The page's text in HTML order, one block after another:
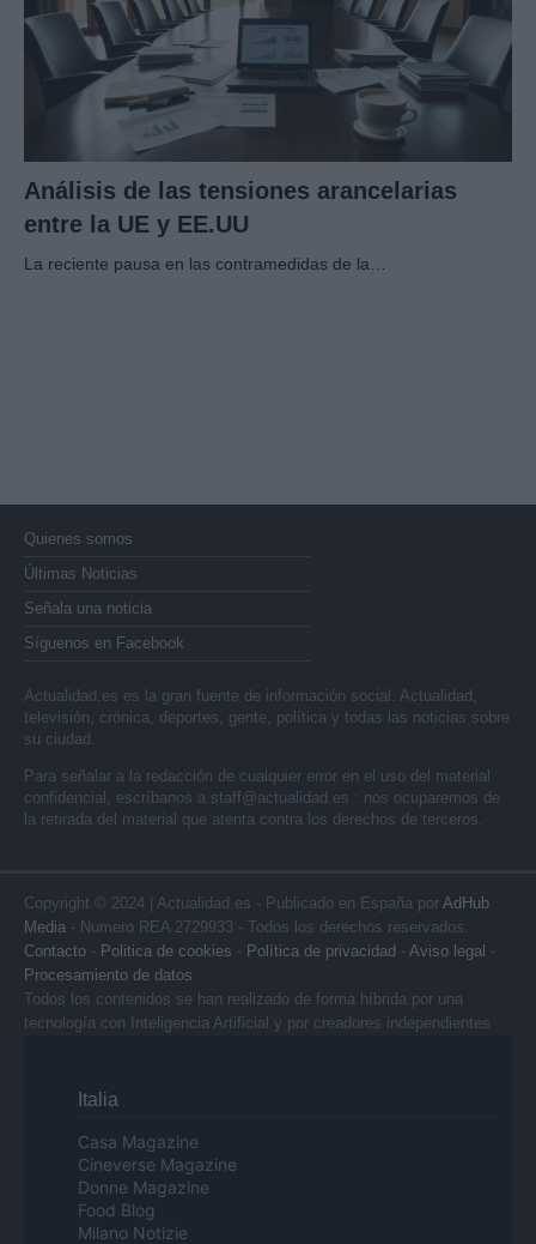
Análisis de las tensiones arancelarias
entre la UE y EE.UU
La reciente pausa en las contramedidas de la…
Quienes somos
Últimas Noticias
Señala una noticia
Síguenos en Facebook
Actualidad.es es la gran fuente de información social. Actualidad,
televisión, crónica, deportes, gente, política y todas las noticias sobre
su ciudad.
Para señalar a la redacción de cualquier error en el uso del material
confidencial, escríbanos a staff@actualidad.es : nos ocuparemos de
la retirada del material que atenta contra los derechos de terceros.
Copyright © 2024 | Actualidad.es - Publicado en España por AdHub
Media - Numero REA 2729933 - Todos los derechos reservados.
Contacto - Politica de cookies - Política de privacidad - Aviso legal -
Procesamiento de datos
Todos los contenidos se han realizado de forma híbrida por una
tecnología con Inteligencia Artificial y por creadores independientes
Italia
Casa Magazine
Cineverse Magazine
Donne Magazine
Food Blog
Milano Notizie